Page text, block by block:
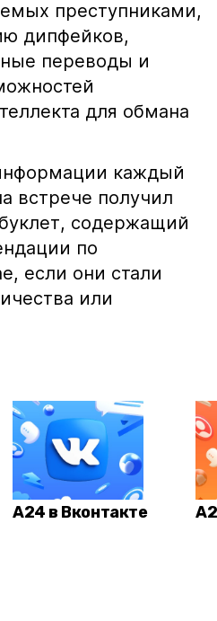
преступниками,
дипфейков,
переводы и
для обмана
каждый
встрече получил
содержащий
по
если они стали
или
А24 в Вконтакте